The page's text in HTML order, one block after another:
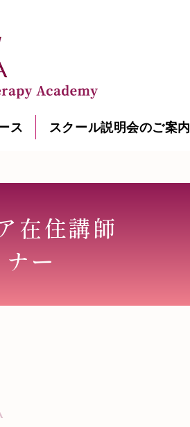
ス スクール説明会のご案内
在住講師
ー